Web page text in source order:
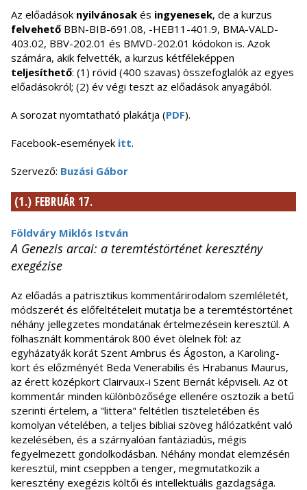
Az előadások nyilvánosak és ingyenesek, de a kurzus
felvehető BBN-BIB-691.08, -HEB11-401.9, BMA-VALD-
403.02, BBV-202.01 és BMVD-202.01 kódokon is. Azok
számára, akik felvették, a kurzus kétféleképpen
teljesíthető: (1) rövid (400 szavas) összefoglalók az egyes
előadásokról; (2) év végi teszt az előadások anyagából.
A sorozat nyomtatható plakátja (PDF).
Facebook-események itt.
Szervező: Buzási Gábor
(1.) FEBRUÁR 17.
Földváry Miklós István
A Genezis arcai: a teremtéstörténet keresztény
exegézise
Az előadás a patrisztikus kommentárirodalom szemléletét,
módszerét és előfeltételeit mutatja be a teremtéstörténet
néhány jellegzetes mondatának értelmezésein keresztül. A
fölhasznált kommentárok 800 évet ölelnek föl: az
egyházatyák korát Szent Ambrus és Ágoston, a Karoling-
kort és előzményét Beda Venerabilis és Hrabanus Maurus,
az érett középkort Clairvaux-i Szent Bernát képviseli. Az öt
kommentár minden különbözősége ellenére osztozik a betű
szerinti értelem, a "littera" feltétlen tiszteletében és
komolyan vételében, a teljes bibliai szöveg hálózatként való
kezelésében, és a szárnyalóan fantáziadús, mégis
fegyelmezett gondolkodásban. Néhány mondat elemzésén
keresztül, mint cseppben a tenger, megmutatkozik a
keresztény exegézis költői és intellektuális gazdagsága.